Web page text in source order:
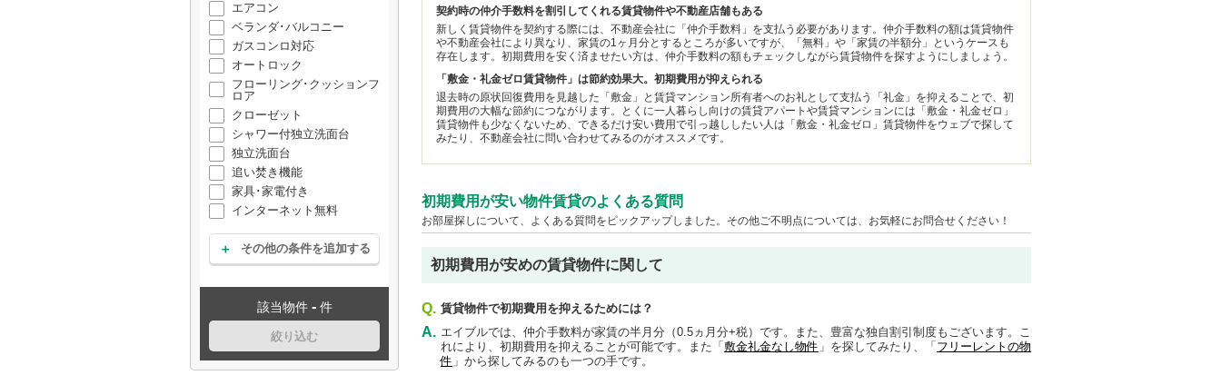
エアコン
ベランダ･バルコニー
ガスコンロ対応
オートロック
フローリング･クッションフ
ロア
クローゼット
シャワー付独立洗面台
独立洗面台
追い焚き機能
家具･家電付き
インターネット無料
その他の条件を追加する
該当物件 - 件
絞り込む
契約時の仲介手数料を割引してくれる賃貸物件や不動産店舗もある
新しく賃貸物件を契約する際には、不動産会社に「仲介手数料」を支払う必要があります。仲介手数料の額は賃貸物件
や不動産会社により異なり、家賃の1ヶ月分とするところが多いですが、「無料」や「家賃の半額分」というケースも
存在します。初期費用を安く済ませたい方は、仲介手数料の額もチェックしながら賃貸物件を探すようにしましょう。
「敷金・礼金ゼロ賃貸物件」は節約効果大。初期費用が抑えられる
退去時の原状回復費用を見越した「敷金」と賃貸マンション所有者へのお礼として支払う「礼金」を抑えることで、初
期費用の大幅な節約につながります。とくに一人暮らし向けの賃貸アパートや賃貸マンションには「敷金・礼金ゼロ」
賃貸物件も少なくないため、できるだけ安い費用で引っ越ししたい人は「敷金・礼金ゼロ」賃貸物件をウェブで探して
みたり、不動産会社に問い合わせてみるのがオススメです。
初期費用が安い物件賃貸のよくある質問
お部屋探しについて、よくある質問をピックアップしました。その他ご不明点については、お気軽にお問合せください！
初期費用が安めの賃貸物件に関して
Q. 賃貸物件で初期費用を抑えるためには？
A. エイブルでは、仲介手数料が家賃の半月分（0.5ヵ月分+税）です。また、豊富な独自割引制度もございます。こ
れにより、初期費用を抑えることが可能です。また「 敷金礼金なし物件 」を探してみたり、「 フリーレントの物
件 」から探してみるのも一つの手です。